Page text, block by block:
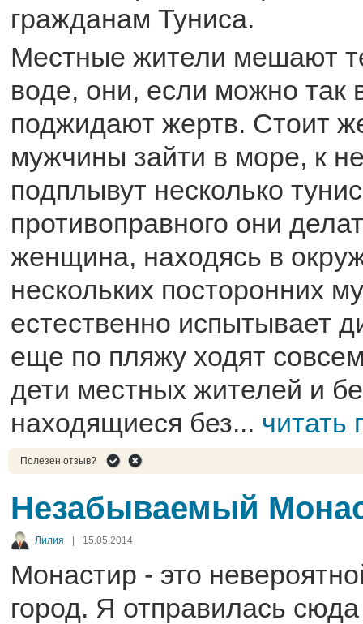
гражданам Туниса.
Местные жители мешают
воде, они, если можно так
поджидают жертв. Стоит
мужчины зайти в море, к
подплывут несколько
противоправного они
женщина, находясь в
нескольких посторонних
естественно испытывает
еще по пляжу ходят
дети местных жителей и
находящиеся без... читать
Полезен отзыв?
Незабываемый
Лилия | 15.05.2014
Монастир - это
город. Я отправилась